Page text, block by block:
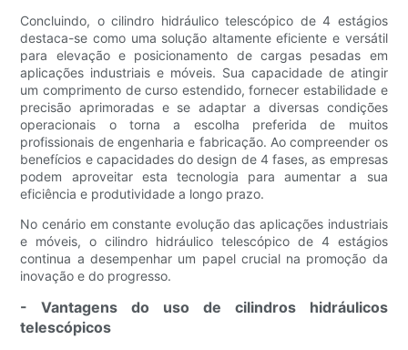
Concluindo, o cilindro hidráulico telescópico de 4 estágios
destaca-se como uma solução altamente eficiente e versátil
para elevação e posicionamento de cargas pesadas em
aplicações industriais e móveis. Sua capacidade de atingir
um comprimento de curso estendido, fornecer estabilidade e
precisão aprimoradas e se adaptar a diversas condições
operacionais o torna a escolha preferida de muitos
profissionais de engenharia e fabricação. Ao compreender os
benefícios e capacidades do design de 4 fases, as empresas
podem aproveitar esta tecnologia para aumentar a sua
eficiência e produtividade a longo prazo.
No cenário em constante evolução das aplicações industriais
e móveis, o cilindro hidráulico telescópico de 4 estágios
continua a desempenhar um papel crucial na promoção da
inovação e do progresso.
- Vantagens do uso de cilindros hidráulicos
telescópicos